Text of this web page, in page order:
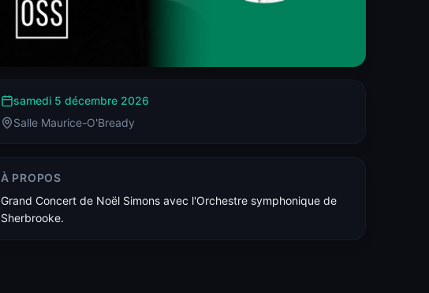
samedi 5 décembre 2026
Salle Maurice-O'Bready
À PROPOS
Grand Concert de Noël Simons avec l'Orchestre symphonique de
Sherbrooke.